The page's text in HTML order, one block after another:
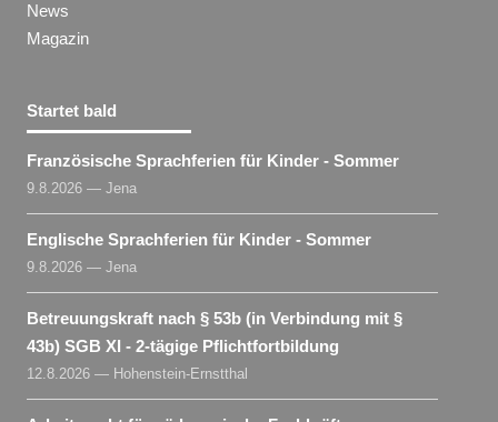
News
Magazin
Startet bald
Französische Sprachferien für Kinder - Sommer
9.8.2026 — Jena
Englische Sprachferien für Kinder - Sommer
9.8.2026 — Jena
Betreuungskraft nach § 53b (in Verbindung mit §
43b) SGB XI - 2-tägige Pflichtfortbildung
12.8.2026 — Hohenstein-Ernstthal